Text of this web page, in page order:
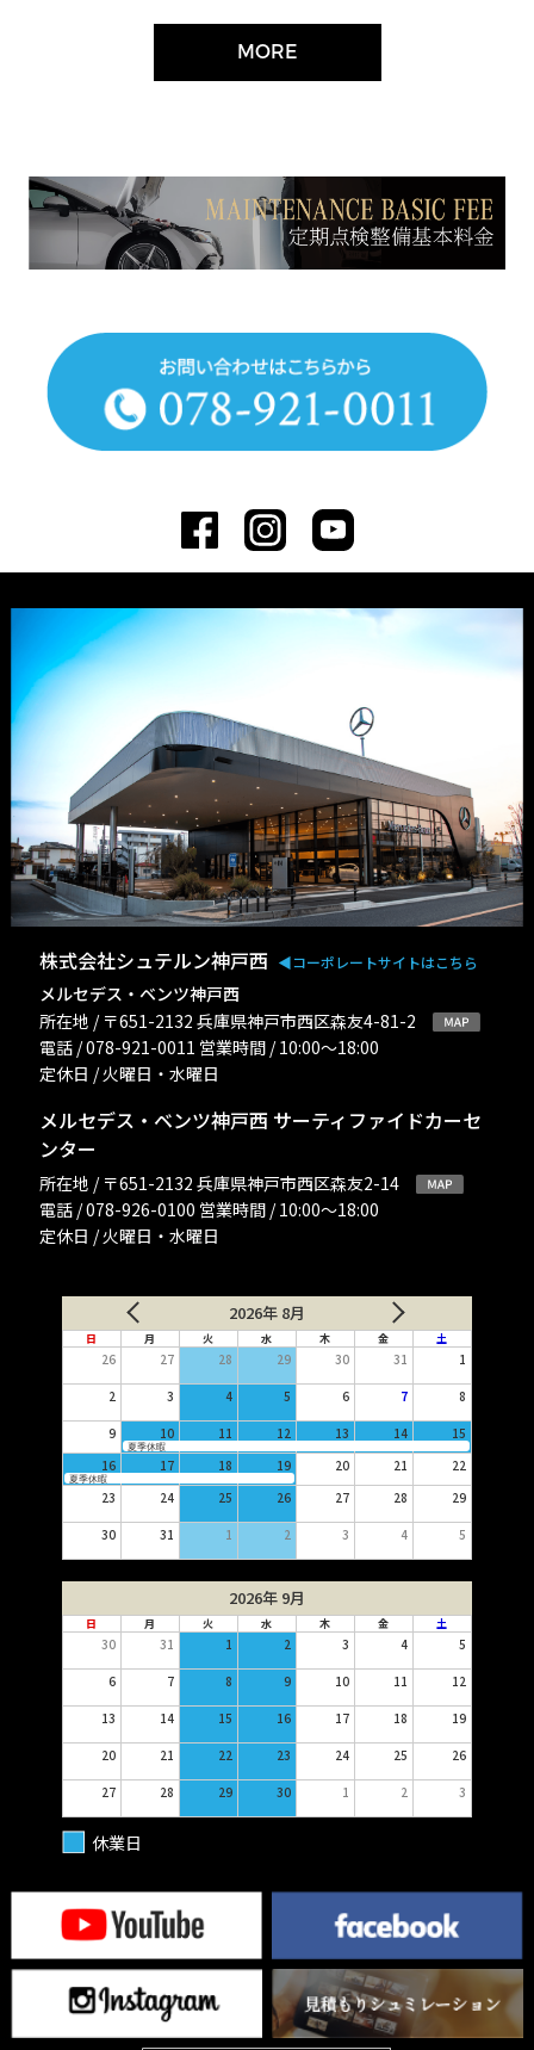
MORE
株式会社シュテルン神戸西 ◀︎コーポレートサイトはこちら
メルセデス・ベンツ神戸西
所在地 / 〒651-2132 兵庫県神戸市西区森友4-81-2
電話 / 078-921-0011 営業時間 / 10:00〜18:00
定休日 / 火曜日・水曜日
メルセデス・ベンツ神戸西 サーティファイドカーセ
ンター
所在地 / 〒651-2132 兵庫県神戸市西区森友2-14
電話 / 078-926-0100 営業時間 / 10:00〜18:00
定休日 / 火曜日・水曜日
2026年 8月
日 月 火 水 木 金 土
26 27 28 29 30 31 1
2 3 4 5 6 7 8
9 10 11 12 13 14 15
夏季休暇
16 17 18 19 20 21 22
夏季休暇
23 24 25 26 27 28 29
30 31 1 2 3 4 5
2026年 9月
日 月 火 水 木 金 土
30 31 1 2 3 4 5
6 7 8 9 10 11 12
13 14 15 16 17 18 19
20 21 22 23 24 25 26
27 28 29 30 1 2 3
休業日